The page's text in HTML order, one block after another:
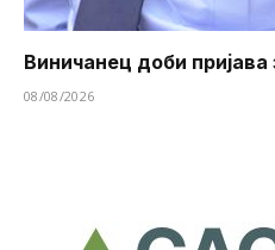
Виничанец доби
08/08/2026